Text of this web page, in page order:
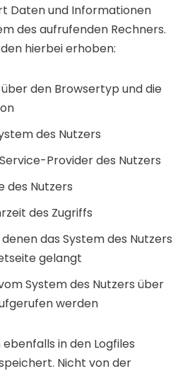
Daten und Informationen
des aufrufenden Rechners.
hierbei erhoben:
den Browsertyp und die
des Nutzers
Provider des Nutzers
des Nutzers
des Zugriffs
das System des Nutzers
gelangt
System des Nutzers über
werden
in den Logfiles
Nicht von der